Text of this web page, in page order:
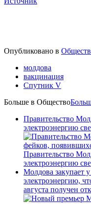
Опубликовано в
молдова
вакцинация
Спутник V
Больше в Общество
Правительство
электроэнергию
Правительство
электроэнергию
Молдова закупает
электроэнергию,
августа получен